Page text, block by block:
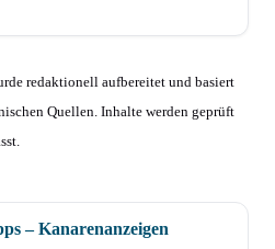
redaktionell aufbereitet und basiert
Quellen. Inhalte werden geprüft
– Kanarenanzeigen